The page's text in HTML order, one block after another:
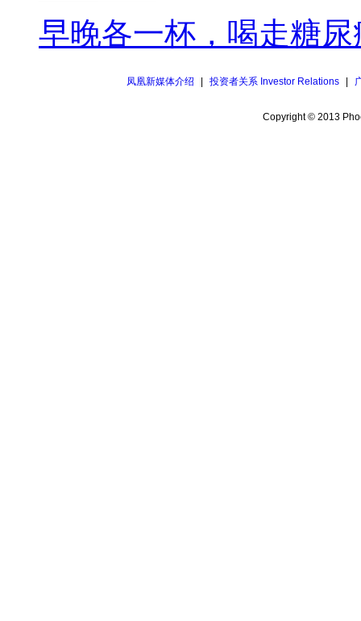
早晚各一杯，喝走糖尿
凤凰新媒体介绍 投资者关系 Investor Relations
Copyright © 2013